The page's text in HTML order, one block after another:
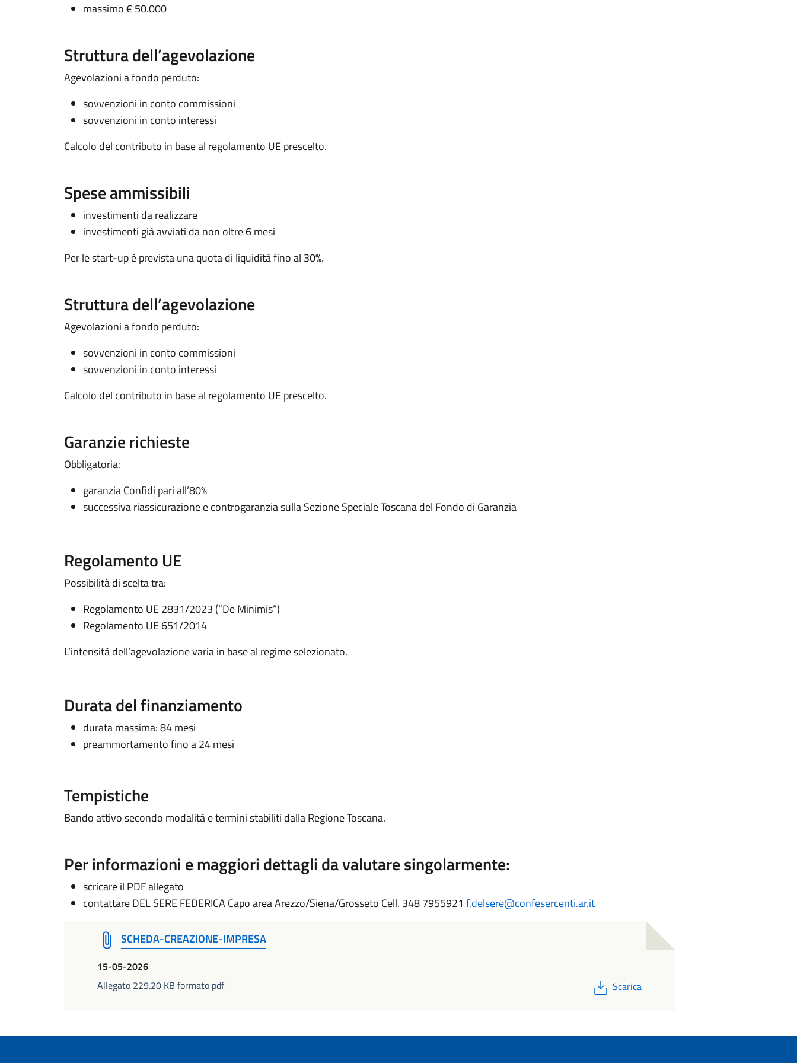
massimo € 50.000
Struttura dell’agevolazione
Agevolazioni a fondo perduto:
sovvenzioni in conto commissioni
sovvenzioni in conto interessi
Calcolo del contributo in base al regolamento UE prescelto.
Spese ammissibili
investimenti da realizzare
investimenti già avviati da non oltre 6 mesi
Per le start-up è prevista una quota di liquidità fino al 30%.
Struttura dell’agevolazione
Agevolazioni a fondo perduto:
sovvenzioni in conto commissioni
sovvenzioni in conto interessi
Calcolo del contributo in base al regolamento UE prescelto.
Garanzie richieste
Obbligatoria:
garanzia Confidi pari all’80%
successiva riassicurazione e controgaranzia sulla Sezione Speciale Toscana del Fondo di Garanzia
Regolamento UE
Possibilità di scelta tra:
Regolamento UE 2831/2023 (“De Minimis”)
Regolamento UE 651/2014
L’intensità dell’agevolazione varia in base al regime selezionato.
Durata del finanziamento
durata massima: 84 mesi
preammortamento fino a 24 mesi
Tempistiche
Bando attivo secondo modalità e termini stabiliti dalla Regione Toscana.
Per informazioni e maggiori dettagli da valutare singolarmente:
scricare il PDF allegato
contattare DEL SERE FEDERICA Capo area Arezzo/Siena/Grosseto Cell. 348 7955921 f.delsere@confesercenti.ar.it
SCHEDA-CREAZIONE-IMPRESA
15-05-2026
Allegato 229.20 KB formato pdf
PDF
Scarica